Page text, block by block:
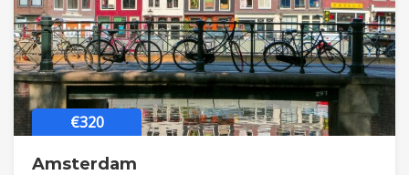
€320
Amsterdam